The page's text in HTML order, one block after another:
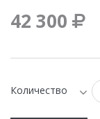
42 300
Количество